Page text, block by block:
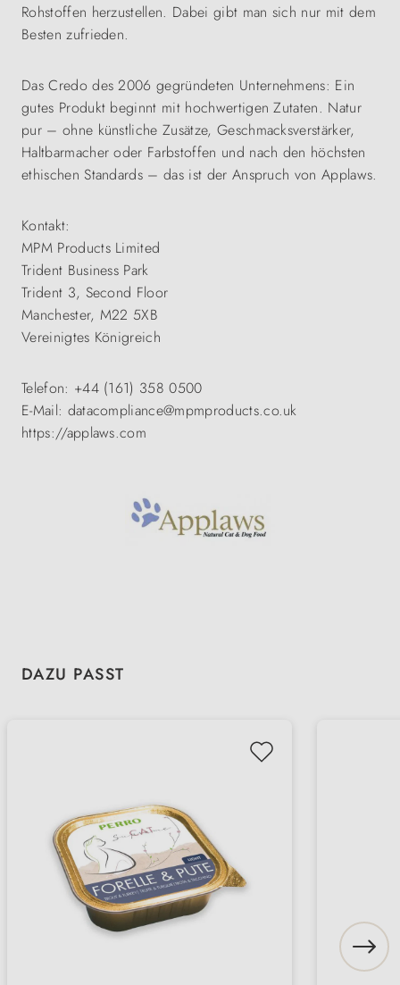
Rohstoffen herzustellen. Dabei gibt man sich nur mit dem
Besten zufrieden.
Das Credo des 2006 gegründeten Unternehmens: Ein
gutes Produkt beginnt mit hochwertigen Zutaten. Natur
pur – ohne künstliche Zusätze, Geschmacksverstärker,
Haltbarmacher oder Farbstoffen und nach den höchsten
ethischen Standards – das ist der Anspruch von Applaws.
Kontakt:
MPM Products Limited
Trident Business Park
Trident 3, Second Floor
Manchester, M22 5XB
Vereinigtes Königreich
Telefon: +44 (161) 358 0500
E-Mail: datacompliance@mpmproducts.co.uk
https://applaws.com
Produktgalerie überspringen
DAZU PASST